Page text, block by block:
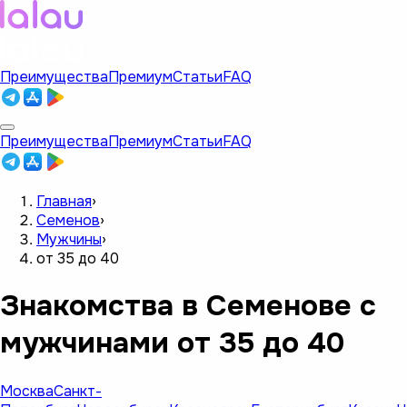
ПреимуществаПремиумСтатьиFAQ
ПреимуществаПремиумСтатьиFAQ
Главная›
Семенов›
Мужчины›
от 35 до 40
Знакомства в Семенове с
мужчинами от 35 до 40
МоскваСанкт-